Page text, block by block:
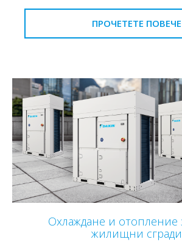
ПРОЧЕТЕТЕ ПОВЕЧЕ
Охлаждане и отопление
жилищни сгради